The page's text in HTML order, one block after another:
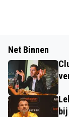
Net Binnen